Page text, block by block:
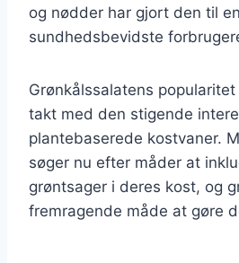
og nødder har gjort den til
sundhedsbevidste
Grønkålssalatens
takt med den stigende
plantebaserede kostvaner.
søger nu efter måder at
grøntsager i deres kost, og
fremragende måde at gøre